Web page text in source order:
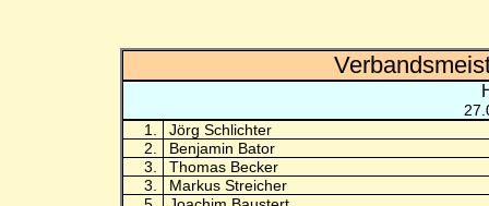
1.
Jörg Schlichter
2.
Benjamin Bator
3.
Thomas Becker
3.
Markus Streicher